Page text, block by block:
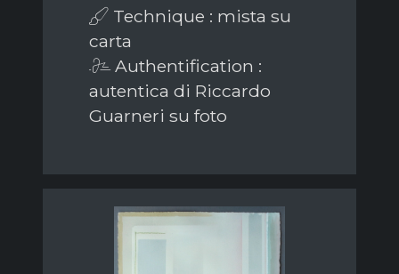
Technique : mista su
carta
Authentification :
autentica di Riccardo
Guarneri su foto